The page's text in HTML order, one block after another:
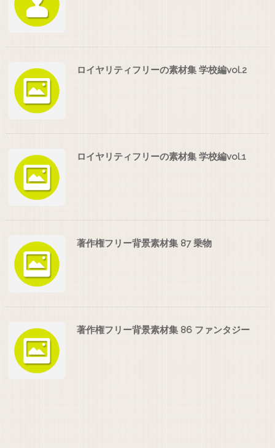
ロイヤリティフリーの素材集 学校編vol.2
ロイヤリティフリーの素材集 学校編vol.1
著作権フリー背景素材集 87 乗物
著作権フリー背景素材集 86 ファンタジー